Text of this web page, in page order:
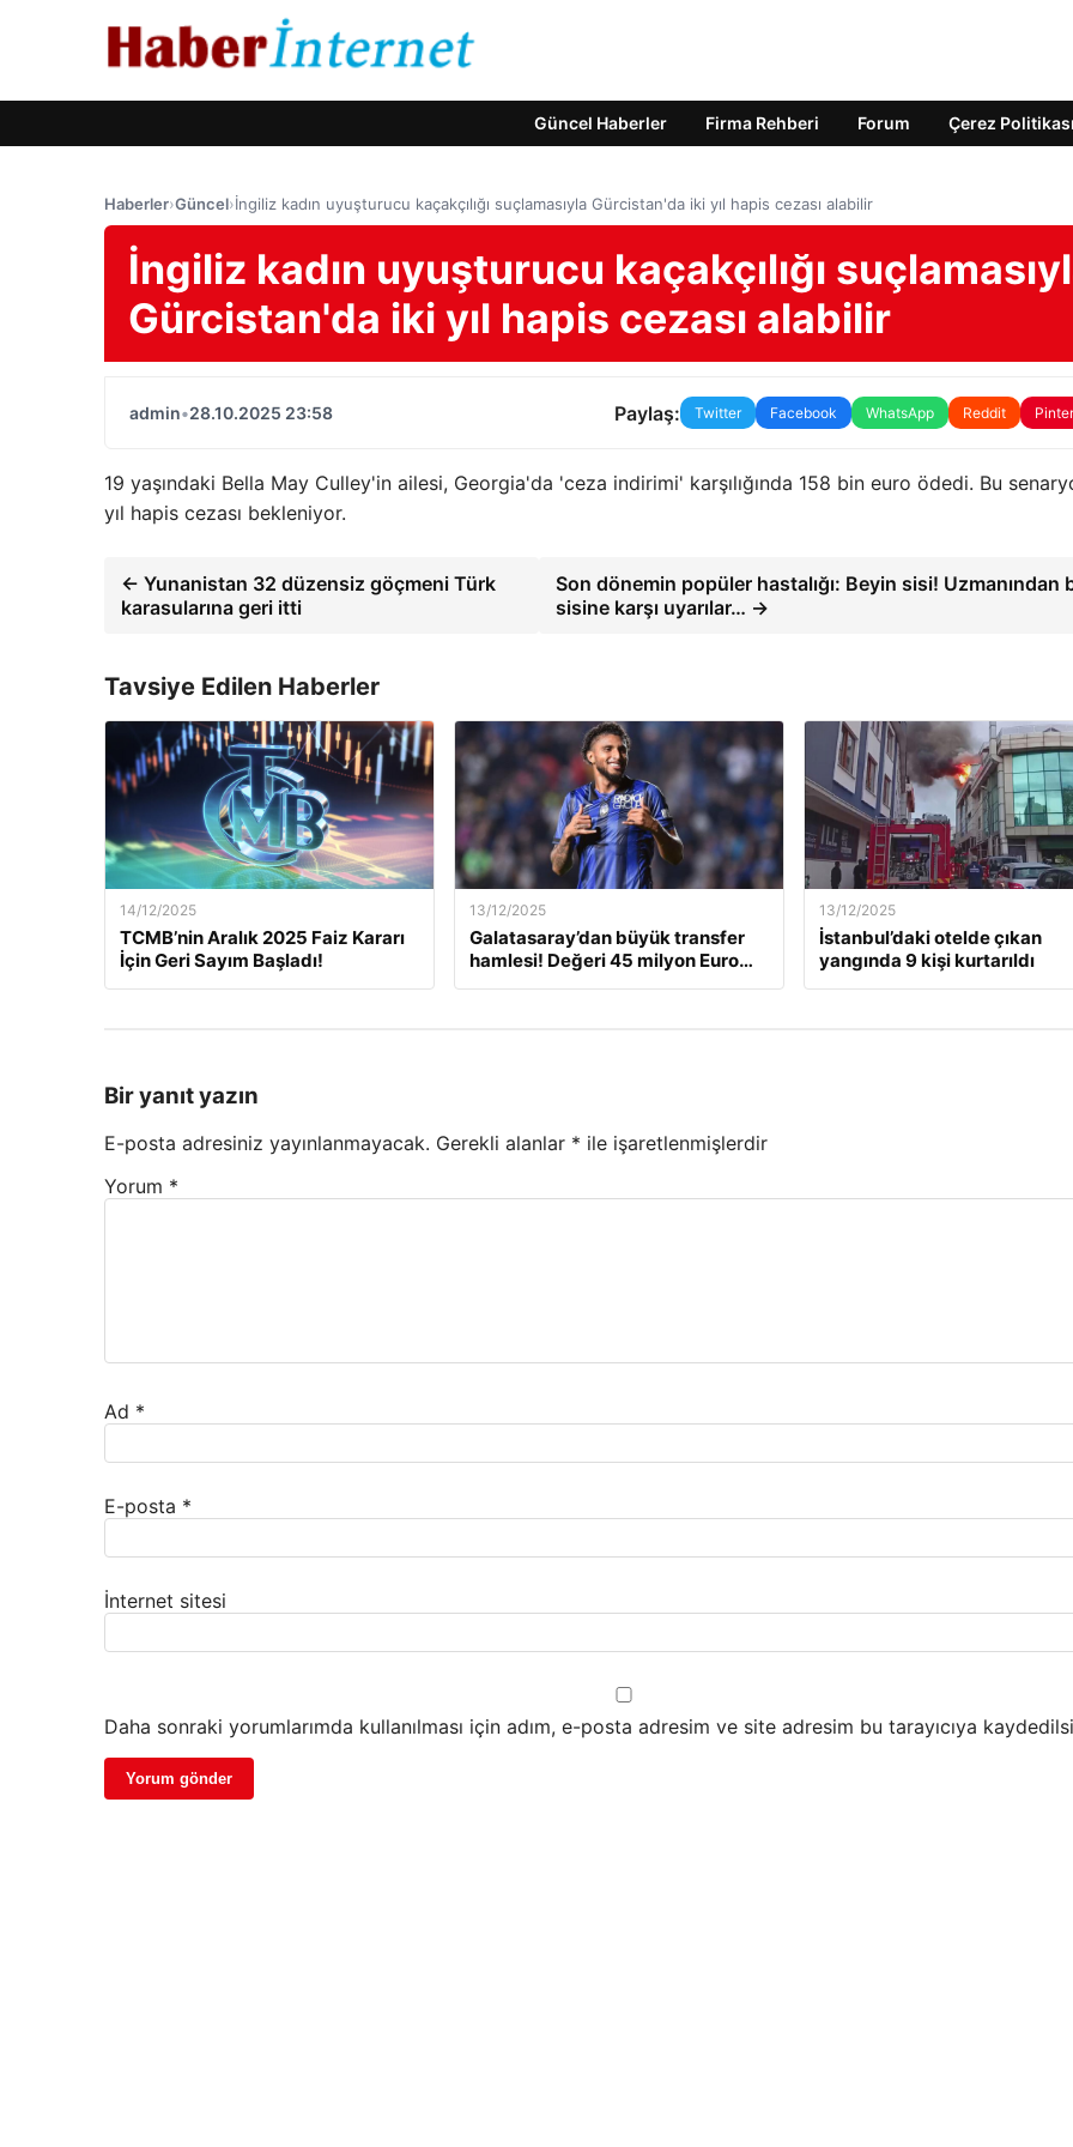
Güncel Haberler Firma Rehberi Forum Çerez Politikası
Haberler›Güncel›İngiliz kadın uyuşturucu kaçakçılığı suçlamasıyla Gürcistan'da iki yıl hapis cezası alabilir
İngiliz kadın uyuşturucu kaçakçılığı
Gürcistan'da iki yıl hapis cezası alabilir
admin•28.10.2025 23:58 Paylaş: Twitter Facebook WhatsApp Reddit
19 yaşındaki Bella May Culley'in ailesi, Georgia'da 'ceza indirimi' karşılığında 158 bin euro ödedi. Bu
yıl hapis cezası bekleniyor.
← Yunanistan 32 düzensiz göçmeni Türk
karasularına geri itti
Son dönemin popüler hastalığı: Beyin sisi! Uzmanından
sisine karşı uyarılar… →
Tavsiye Edilen Haberler
14/12/2025
TCMB’nin Aralık 2025 Faiz Kararı
İçin Geri Sayım Başladı!
13/12/2025
Galatasaray’dan büyük transfer
hamlesi! Değeri 45 milyon Euro…
13/12/2025
İstanbul’daki otelde çıkan
yangında 9 kişi kurtarıldı
Bir yanıt yazın
E-posta adresiniz yayınlanmayacak. Gerekli alanlar * ile işaretlenmişlerdir
Yorum *
Ad *
E-posta *
İnternet sitesi
Daha sonraki yorumlarımda kullanılması için adım, e-posta adresim ve site adresim bu tarayıcıya